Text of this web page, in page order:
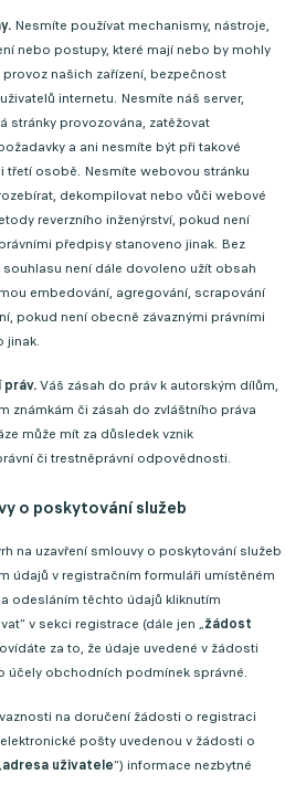
Nesmíte používat mechanismy, nástroje,
nebo postupy, které mají nebo by mohly
našich zařízení, bezpečnost
internetu. Nesmíte náš server,
stránky provozována, zatěžovat
a ani nesmíte být při takové
třetí osobě. Nesmíte webovou stránku
dekompilovat nebo vůči webové
reverzního inženýrství, pokud není
předpisy stanoveno jinak. Bez
není dále dovoleno užít obsah
embedování, agregování, scrapování
pokud není obecně závaznými právními
jinak.
práv.Váš zásah do práv k autorským dílům,
známkám či zásah do zvláštního práva
může mít za důsledek vznik
či trestněprávní odpovědnosti.
o poskytování služeb
na uzavření smlouvy o poskytování služeb
údajů v registračním formuláři umístěném
odesláním těchto údajů kliknutím
v sekci registrace (dále jen „žádost
za to, že údaje uvedené v žádosti
účely obchodních podmínek správné.
na doručení žádosti o registraci
pošty uvedenou v žádosti o
adresa uživatele“) informace nezbytné